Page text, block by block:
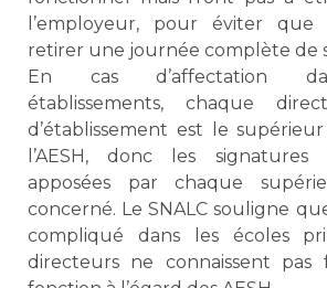
l’employeur, pour éviter que
retirer une journée complète de
En cas d’affectation
établissements, chaque
d’établissement est le
l’AESH, donc les
apposées par chaque
concerné. Le SNALC souligne
compliqué dans les écoles
directeurs ne connaissent pas